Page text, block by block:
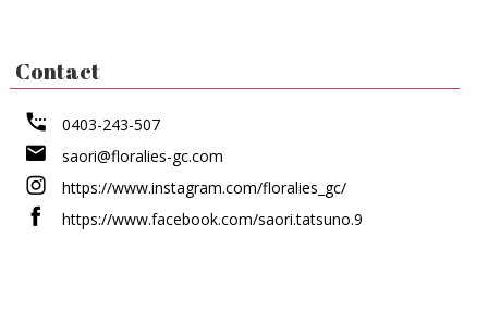
Contact
0403-243-507
saori@floralies-gc.com
https://www.instagram.com/floralies_gc/
https://www.facebook.com/saori.tatsuno.9